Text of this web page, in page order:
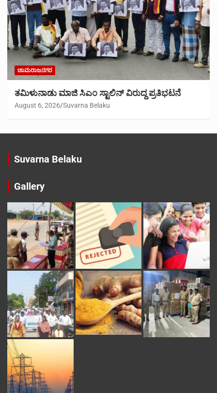
ಚಾಮರಾಜನಗರ
ತಮಿಳುನಾಡು ಮಾಜಿ ಸಿಎಂ ಸ್ಟಾಲಿನ್ ವಿರುದ್ದ ಪ್ರತಿಭಟನೆ
August 6, 2026 Suvarna Belaku
Suvarna Belaku
Gallery